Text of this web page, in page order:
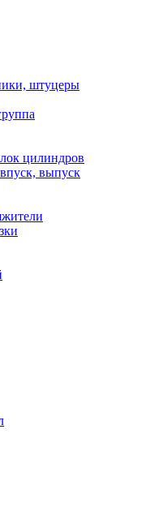
штуцеры
цилиндров
выпуск